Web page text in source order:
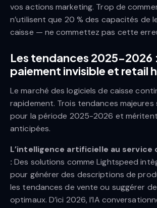
vos actions marketing. Trop de
n’utilisent que 20 % des capacités de
caisse — ne commettez pas cette
Les tendances 2025-2026
paiement invisible et retail
Le marché des logiciels de caisse
rapidement. Trois tendances majeures
pour la période 2025-2026 et
anticipées.
L’intelligence artificielle au service
: Des solutions comme Lightspeed
pour générer des descriptions de
les tendances de vente ou suggérer
optimaux. D’ici 2026, l’IA